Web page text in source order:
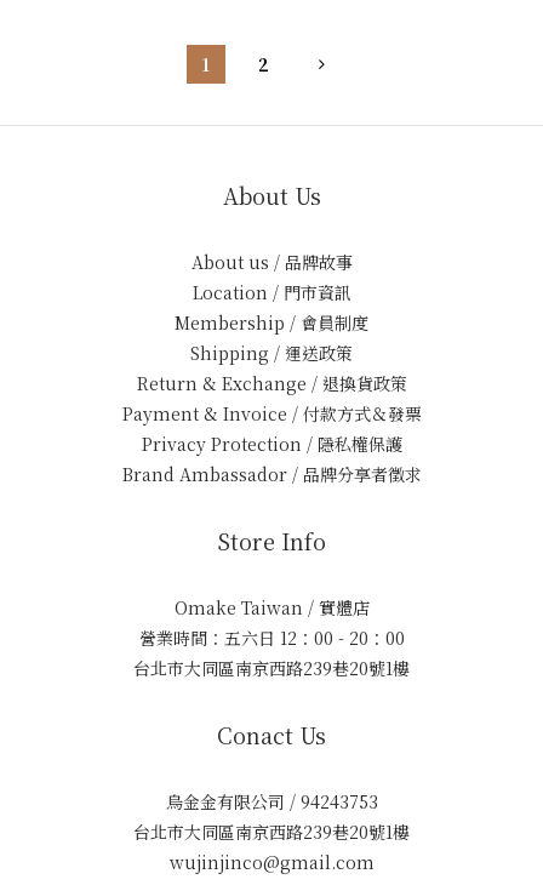
1 2
About Us
About us / 品牌故事
Location / 門市資訊
Membership / 會員制度
Shipping / 運送政策
Return & Exchange / 退換貨政策
Payment & Invoice / 付款方式＆發票
Privacy Protection / 隱私權保護
Brand Ambassador / 品牌分享者徵求
Store Info
Omake Taiwan / 實體店
營業時間：五六日 12：00 - 20：00
台北市大同區南京西路239巷20號1樓
Conact Us
烏金金有限公司 / 94243753
台北市大同區南京西路239巷20號1樓
wujinjinco@gmail.com